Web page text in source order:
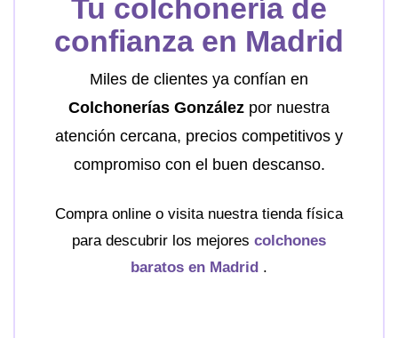
Tu colchonería de
confianza en Madrid
Miles de clientes ya confían en
Colchonerías González por nuestra
atención cercana, precios competitivos y
compromiso con el buen descanso.
Compra online o visita nuestra tienda física
para descubrir los mejores colchones
baratos en Madrid .